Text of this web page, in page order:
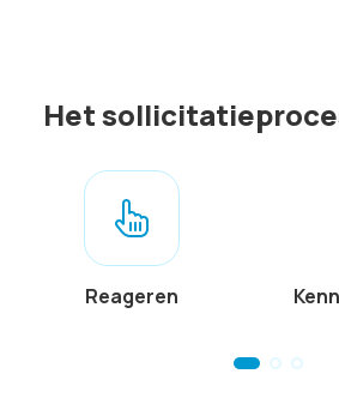
Het
Reageren